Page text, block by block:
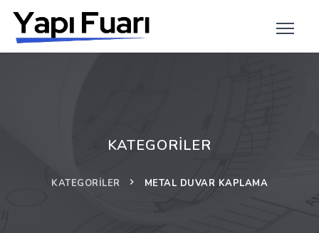
KATEGORILER
KATEGORILER METAL DUVAR KAPLAMA